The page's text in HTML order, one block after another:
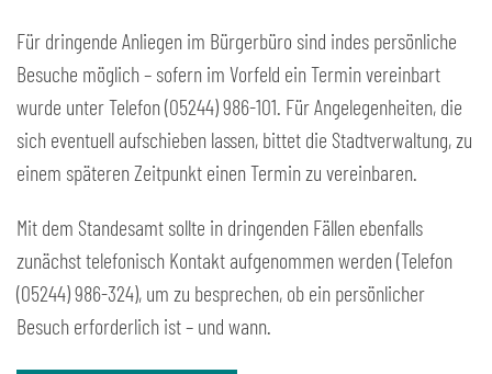
Für dringende Anliegen im Bürgerbüro sind indes persönliche
Besuche möglich – sofern im Vorfeld ein Termin vereinbart
wurde unter Telefon (05244) 986-101. Für Angelegenheiten, die
sich eventuell aufschieben lassen, bittet die Stadtverwaltung, zu
einem späteren Zeitpunkt einen Termin zu vereinbaren.
Mit dem Standesamt sollte in dringenden Fällen ebenfalls
zunächst telefonisch Kontakt aufgenommen werden (Telefon
(05244) 986-324), um zu besprechen, ob ein persönlicher
Besuch erforderlich ist – und wann.